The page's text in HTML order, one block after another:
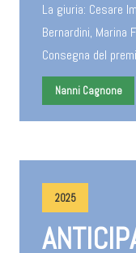
La giuria: Cesare
Bernardini, Marina
Consegna del
Nanni Cagnone
2025